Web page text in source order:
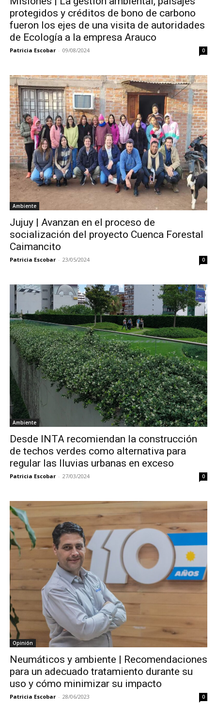
protegidos y créditos de bono de carbono
fueron los ejes de una visita de autoridades
de Ecología a la empresa Arauco
Patricia Escobar - 09/08/2024 0
Ambiente
Jujuy | Avanzan en el proceso de
socialización del proyecto Cuenca Forestal
Caimancito
Patricia Escobar - 23/05/2024 0
Ambiente
Desde INTA recomiendan la construcción
de techos verdes como alternativa para
regular las lluvias urbanas en exceso
Patricia Escobar - 27/03/2024 0
Opinión
Neumáticos y ambiente | Recomendaciones
para un adecuado tratamiento durante su
uso y cómo minimizar su impacto
Patricia Escobar - 28/06/2023 0